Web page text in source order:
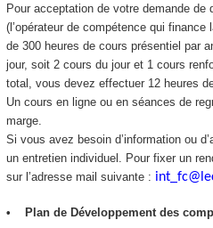
Pour acceptation de votre demande de
(l’opérateur de compétence qui
de 300 heures de cours présentiel par
jour, soit 2 cours du jour et 1 cours
total, vous devez effectuer 12 heures
Un cours en ligne ou en séances de
marge.
Si vous avez besoin d’information ou
un entretien individuel. Pour fixer un
sur l’adresse mail suivante :
• Plan de Développement des